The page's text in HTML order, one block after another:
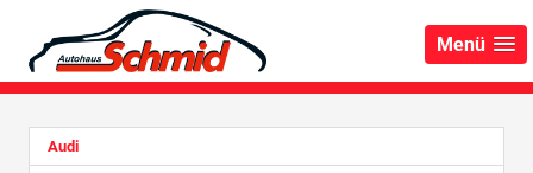
Menü
Audi